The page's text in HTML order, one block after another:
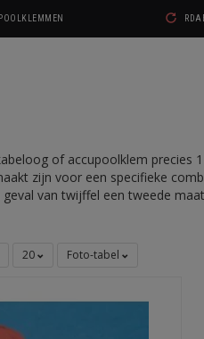
of accupoolklem precies
zijn voor een specifieke
van twijffel een tweede
20 Foto-tabel